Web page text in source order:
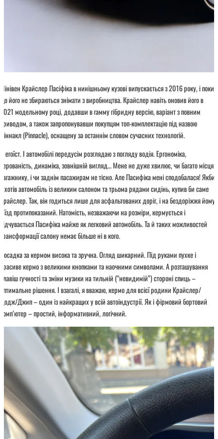
Мінівен Крайслер Пасіфіка в нинішньому кузові випускається з 2016 року, і поки
що його не збираються знімати з виробництва. Крайслер навіть оновив його в
2021 модельному році, додавши в гамму гібридну версію, варіант з повним
приводом, а також запропонувавши покупцям топ-комплектацію під назвою
Піннакл (Pinnacle), оснащену за останнім словом сучасних технологій.
Я егоїст. І автомобілі передусім розглядаю з погляду водія. Ергономіка,
керованість, динаміка, зовнішній вигляд… Мене не дуже хвилює, чи багато місця в
багажнику, і чи заднім пасажирам не тісно. Але Пасифіка мені сподобалася! Якби
я хотів автомобіль із великим салоном та трьома рядами сидінь, купив би саме
Крайслер. Так, він годиться лише для асфальтованих доріг, і на бездоріжжя йому
в’їзд протипоказаний. Натомість, незважаючи на розміри, кермується і
відчувається Пасифіка майже як легковий автомобіль. Та й таких можливостей
трансформації салону немає більше ні в кого.
Посадка за кермом висока та зручна. Огляд шикарний. Під руками пухке і
красиве кермо з великими кнопками та наочними символами. А розташування
клавіш гучності та зміни музики на тильній (“невидимій”) стороні спиць –
оптимальне рішення. І взагалі, я вважаю, кермо для всієї родини Крайслер/
Додж/Джип – один із найкращих у всій автоіндустрії. Як і фірмовий бортовий
комп’ютер – простий, інформативний, логічний.